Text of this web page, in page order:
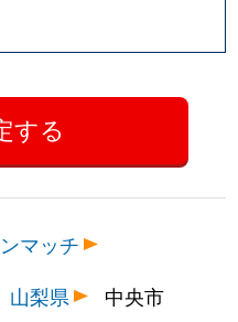
マッチ
山梨県 中央市